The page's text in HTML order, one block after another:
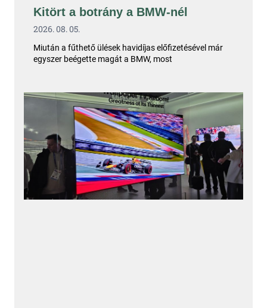
Kitört a botrány a BMW-nél
2026. 08. 05.
Miután a fűthető ülések havidíjas előfizetésével már
egyszer beégette magát a BMW, most